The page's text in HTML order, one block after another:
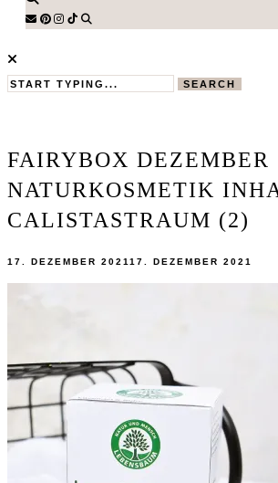
SEARCH
FAIRYBOX DEZEMBER
NATURKOSMETIK
CALISTASTRAUM (2)
17. DEZEMBER 2021 17. DEZEMBER 2021